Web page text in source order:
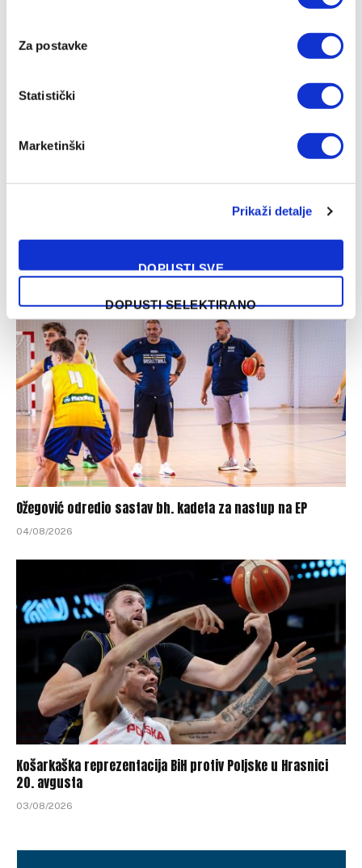
Za postavke
Statistički
Marketinški
Prikaži detalje
DOPUSTI SVE
DOPUSTI SELEKTIRANO
04/08/2026
Ožegović odredio sastav bh. kadeta za nastup na EP
04/08/2026
Košarkaška reprezentacija BiH protiv Poljske u Hrasnici
20. avgusta
03/08/2026